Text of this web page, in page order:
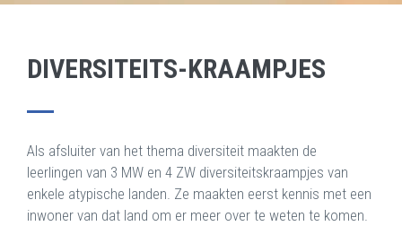
DIVERSITEITS-KRAAMPJES
Als afsluiter van het thema diversiteit maakten de
leerlingen van 3 MW en 4 ZW diversiteitskraampjes van
enkele atypische landen. Ze maakten eerst kennis met een
inwoner van dat land om er meer over te weten te komen.